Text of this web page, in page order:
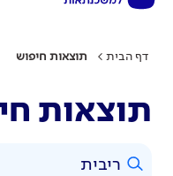
דף הבית תוצאות חיפוש
תוצאות